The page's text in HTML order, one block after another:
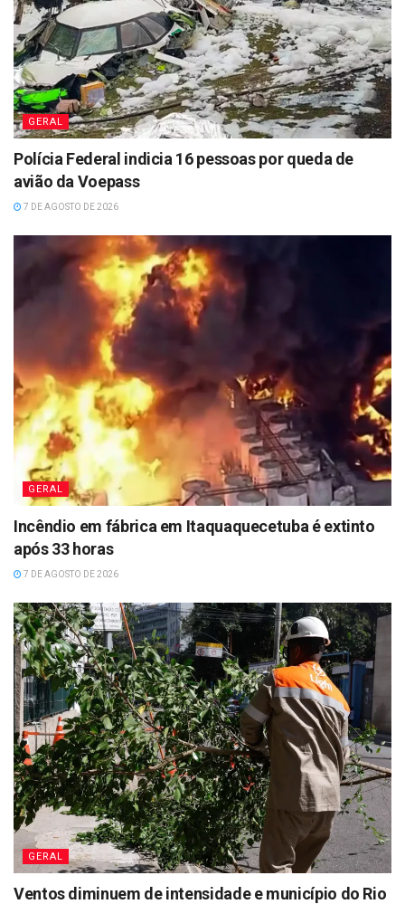
GERAL
Polícia Federal indicia 16 pessoas por queda de
avião da Voepass
7 DE AGOSTO DE 2026
GERAL
Incêndio em fábrica em Itaquaquecetuba é extinto
após 33 horas
7 DE AGOSTO DE 2026
GERAL
Ventos diminuem de intensidade e município do Rio